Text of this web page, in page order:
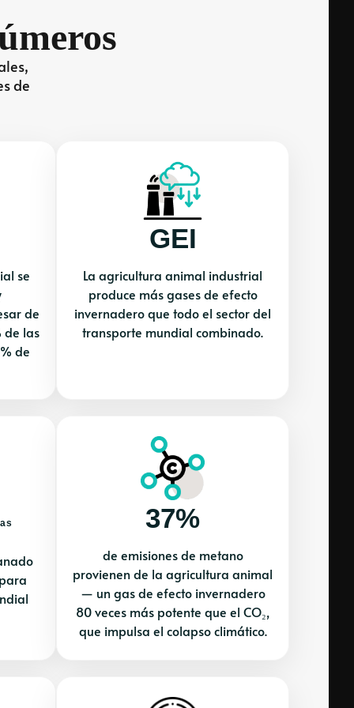
de
se
de
de las
de
GEI
La agricultura animal industrial
produce más gases de efecto
invernadero que todo el sector del
transporte mundial combinado.
37%
de emisiones de metano
provienen de la agricultura animal
— un gas de efecto invernadero
80 veces más potente que el CO₂,
que impulsa el colapso climático.